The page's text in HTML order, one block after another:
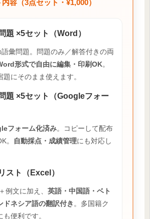
容（3点セット・¥1,000）
題 ×5セット（Word）
語彙問題。問題のみ／解答付きの両
形式で自由に編集・印刷OK。
にそのまま使えます。
題 ×5セット（Googleフォー
フォーム化済み。コピーして配布
。
自動採点・成績管理にも対応し
スト（Excel）
例文に加え、 英語・中国語・ベト
ドネシア語の翻訳付き 。多国籍ク
便利です。